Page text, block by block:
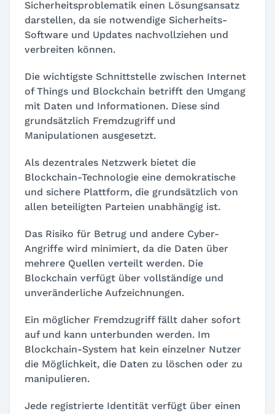
Sicherheitsproblematik einen Lösungsansatz
darstellen, da sie notwendige Sicherheits-
Software und Updates nachvollziehen und
verbreiten können.
Die wichtigste Schnittstelle zwischen Internet
of Things und Blockchain betrifft den Umgang
mit Daten und Informationen. Diese sind
grundsätzlich Fremdzugriff und
Manipulationen ausgesetzt.
Als dezentrales Netzwerk bietet die
Blockchain-Technologie eine demokratische
und sichere Plattform, die grundsätzlich von
allen beteiligten Parteien unabhängig ist.
Das Risiko für Betrug und andere Cyber-
Angriffe wird minimiert, da die Daten über
mehrere Quellen verteilt werden. Die
Blockchain verfügt über vollständige und
unveränderliche Aufzeichnungen.
Ein möglicher Fremdzugriff fällt daher sofort
auf und kann unterbunden werden. Im
Blockchain-System hat kein einzelner Nutzer
die Möglichkeit, die Daten zu löschen oder zu
manipulieren.
Jede registrierte Identität verfügt über einen